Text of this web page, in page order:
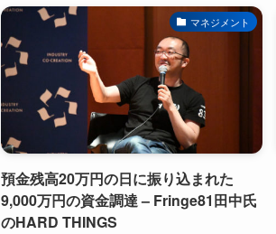
マネジメント
預金残高20万円の日に振り込まれた
9,000万円の資金調達 – Fringe81田中氏
のHARD THINGS